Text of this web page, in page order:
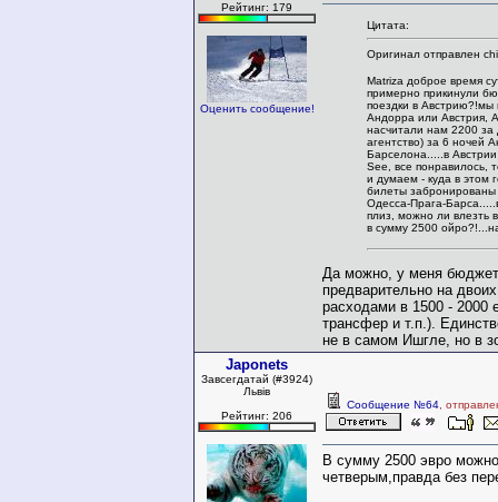
Рейтинг: 179
Оценить сообщение!
Цитата:
Оригинал отправлен
Matriza доброе время
примерно прикинули
поездки в Австрию?!мы
Андорра или Австрия,
насчитали нам 2200 за
агентство) за 6 ночей
Барселона.....в
See, все понравилось,
и думаем - куда в этом
билеты забронированы
Одесса-Прага-
плиз, можно ли влезть
в сумму 2500
Да можно, у меня
предварительно на
расходами в 1500 - 2000
трансфер и т.п.).
не в самом Ишгле, но в
Japonets
Завсегдатай (#3924)
Львів
Рейтинг: 206
Сообщение №64 ,
В сумму 2500 эвро
четверым,правда без